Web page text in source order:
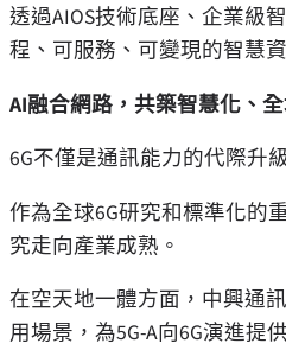
透過AIOS技術底座、企業級
程、可服務、可變現的智慧
AI融合網路，共築智慧化、
6G不僅是通訊能力的代際升
作為全球6G研究和標準化的
究走向產業成熟。
在空天地一體方面，中興通
用場景，為5G-A向6G演進提